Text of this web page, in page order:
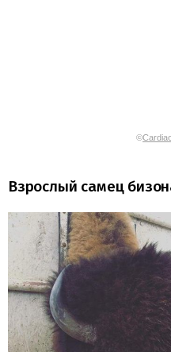
©
Взрослый самец